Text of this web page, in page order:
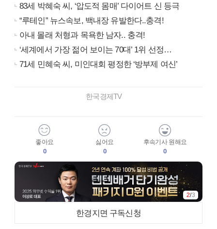
83세 박혜숙 씨, ‘압도적 몸매’ 다이어트 신 등극
“루테인” 뉴스속보, 백내장 유발한다..충격!
아내 몰래 처형과 목욕한 남자.. 충격!
‘세계에서 가장 젊어 보이는 70대’ 1위 선정…
71세 민혜숙 씨, 미인대회 평정한 ‘방부제 여신’
한국경제TV
좋아요
0
싫어요
0
후속기사 원해요
0
2/3
한경지면 구독신청